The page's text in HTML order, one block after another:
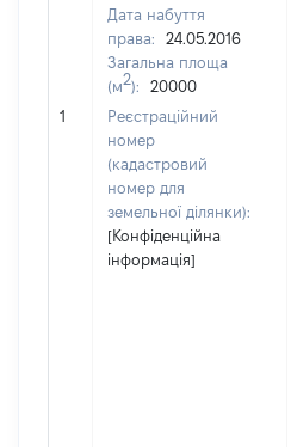
1
Дата набуття
права:
24.05.2016
Загальна площа
(м2):
20000
Реєстраційний
номер
(кадастровий
номер для
земельної ділянки):
[Конфіденційна
інформація]